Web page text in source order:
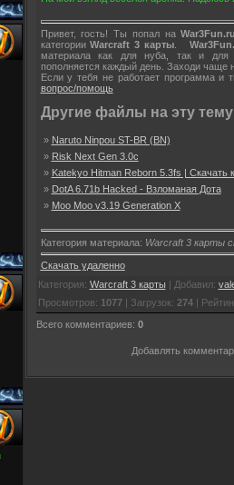
Привет, гость! Ты попал на
категорииWarcraft 3 карты.
материала как для нуба, так и для
пополняется каждый день. Заходи чаще
Если у тебя не работает программа
вопрос/помощь
Другие файлы на эту
» Naruto Ninpou ST-BR (BN)
» Risk Next Gen 3.0c
» Katekyo Hitman Reborn 5.3fs | Скачать
» DotA 6.71b Hacked - Взломаная Дота
» Moo Moo v3.19 Generation X
Категория материала: Warcraft 3 карты
Скачать удаленно
Категория: Warcraft 3 карты | Добавил:
Просмотров: 1077| Загрузок: 274|
Всего комментариев: 0
Добавлять